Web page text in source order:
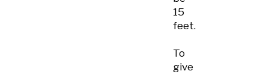
15
feet.
To
give